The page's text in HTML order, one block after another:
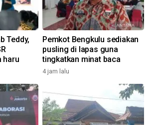
Teddy,
haru
Pemkot Bengkulu sediakan
pusling di lapas guna
tingkatkan minat baca
4 jam lalu